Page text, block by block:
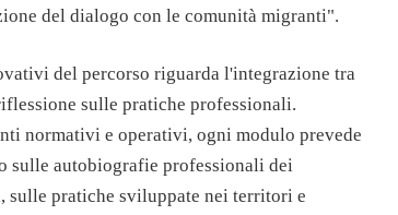
del dialogo con le comunità migranti".
del percorso riguarda l'integrazione tra
sulle pratiche professionali.
normativi e operativi, ogni modulo prevede
sulle autobiografie professionali dei
sulle pratiche sviluppate nei territori e